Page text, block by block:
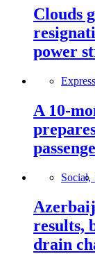
Clouds
power
A 10-
Social,
results,
drain